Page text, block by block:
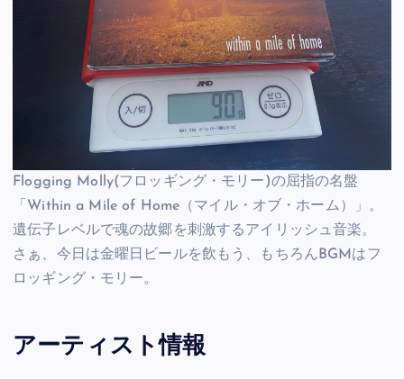
Flogging Molly(フロッギング・モリー)の屈指の名盤
「Within a Mile of Home（マイル・オブ・ホーム）」。
遺伝子レベルで魂の故郷を刺激するアイリッシュ音楽。
さぁ、今日は金曜日ビールを飲もう、もちろんBGMはフ
ロッギング・モリー。
アーティスト情報